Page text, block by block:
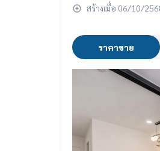
สร้างเมื่อ 06/10/
ราคาขาย